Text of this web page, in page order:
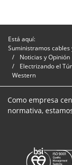
Está aquí:
Suministramos
Noticias y Opinión
Electrizando el
Western
Como empresa
normativa,